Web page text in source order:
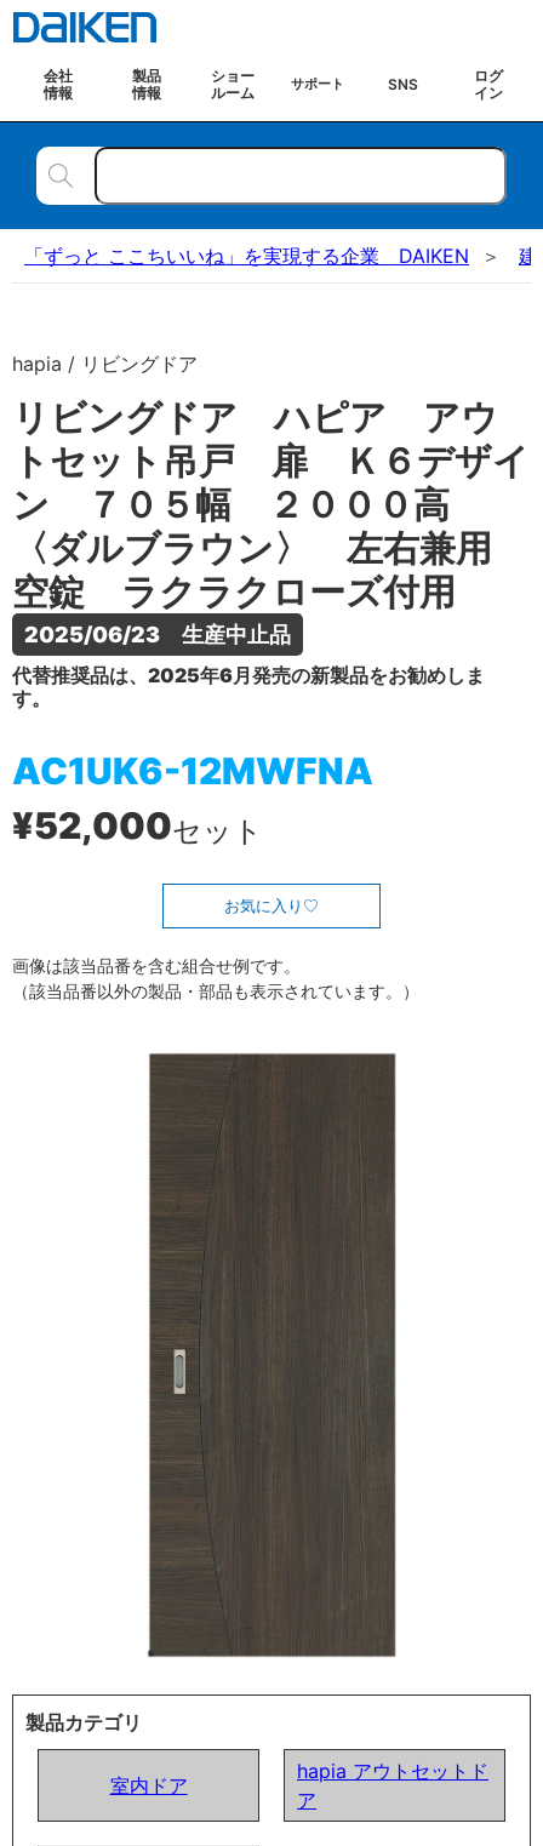
会社
情報
製品
情報
ショー
ルーム
サポート SNS
ログ
イン
「ずっと ここちいいね」を実現する企業 DAIKEN 建
hapia / リビングドア
リビングドア ハピア アウ
トセット吊戸 扉 Ｋ６デザイ
ン ７０５幅 ２０００高
〈ダルブラウン〉 左右兼用
空錠 ラクラクローズ付用
2025/06/23　生産中止品
代替推奨品は、2025年6月発売の新製品をお勧めしま
す。
AC1UK6-12MWFNA
¥52,000セット
お気に入り
画像は該当品番を含む組合せ例です。
（該当品番以外の製品・部品も表示されています。）
製品カテゴリ
室内ドア
hapia アウトセットド
ア